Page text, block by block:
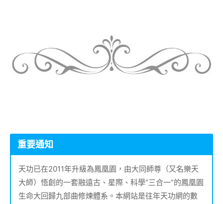
重要通知
天功已在2011年升級為鳳凰園，由大同師尊（又名樂天
大師）悟創的一套融遠古、星際、科學“三合一”的鳳凰園
生命大回歸九部曲修煉體系。本網站是往年天功網的數